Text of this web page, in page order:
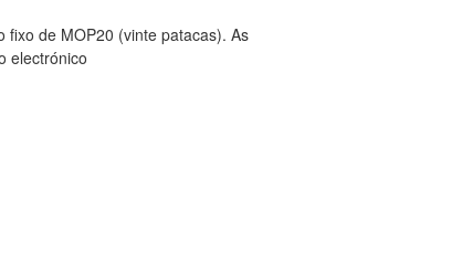
fixo de MOP20 (vinte patacas). As
electrónico